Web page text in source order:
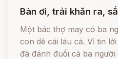
Bàn ơi, trải khăn ra,
Một bác thợ may có ba
con dê cái láu cá. Vì tin
đã đánh đuổi cả ba